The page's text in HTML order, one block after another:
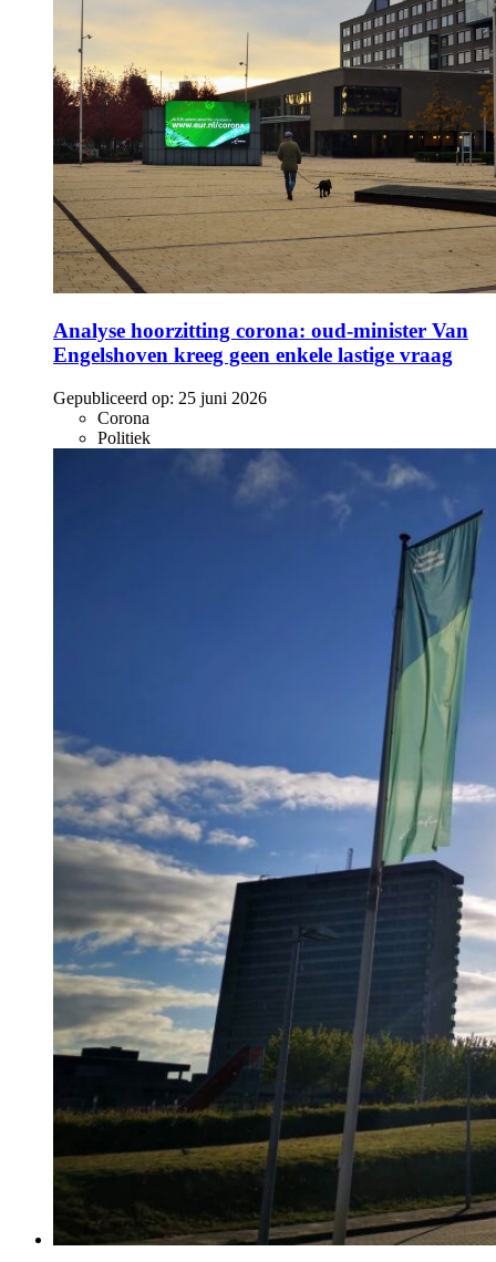
Analyse hoorzitting corona: oud-minister Van
Engelshoven kreeg geen enkele lastige vraag
Gepubliceerd op: 25 juni 2026
Corona
Politiek